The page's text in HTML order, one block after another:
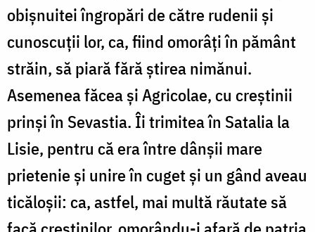
obişnuitei îngropări de către rudenii şi
cunoscuţii lor, ca, fiind omorâţi în pământ
străin, să piară fără ştirea nimănui.
Asemenea făcea şi Agricolae, cu creştinii
prinşi în Sevastia. Îi trimitea în Satalia la
Lisie, pentru că era între dânşii mare
prietenie şi unire în cuget şi un gând aveau
ticăloşii: ca, astfel, mai multă răutate să